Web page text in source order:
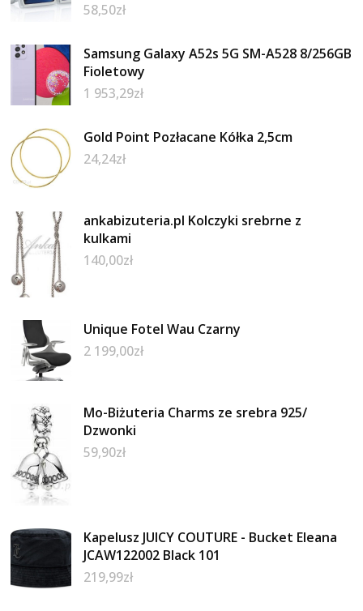
58,50zł
Samsung Galaxy A52s 5G SM-A528 8/256GB
Fioletowy
1 953,29zł
Gold Point Pozłacane Kółka 2,5cm
24,24zł
ankabizuteria.pl Kolczyki srebrne z
kulkami
140,00zł
Unique Fotel Wau Czarny
2 199,00zł
Mo-Biżuteria Charms ze srebra 925/
Dzwonki
59,90zł
Kapelusz JUICY COUTURE - Bucket Eleana
JCAW122002 Black 101
219,99zł